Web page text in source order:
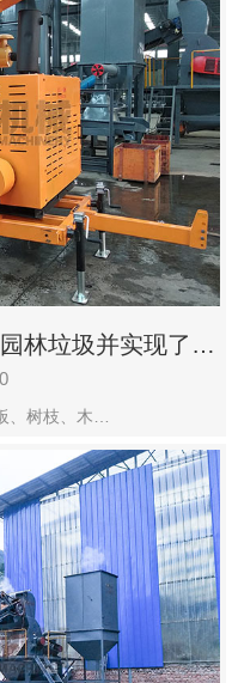
林垃圾并实现了再
、树枝、木…